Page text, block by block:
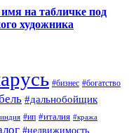
на табличке под
художника
#бизнес #богатство
#дальнобойщик
#ип #италия #кража
#недвижимость